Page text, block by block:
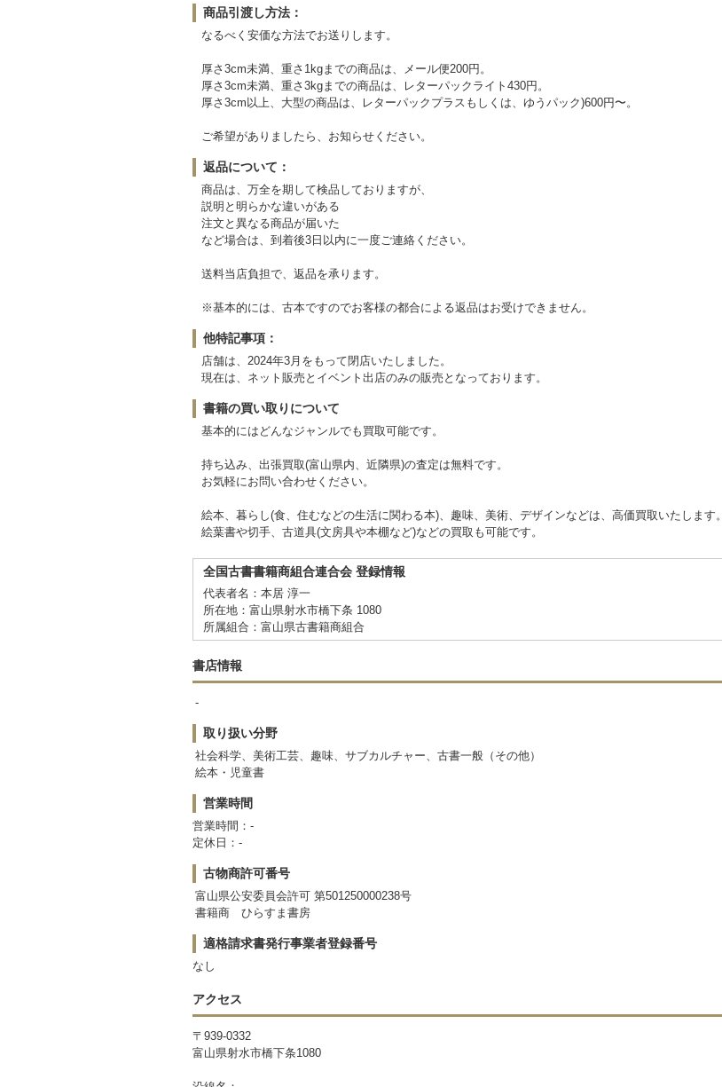
商品引渡し方法：
なるべく安価な方法でお送りします。
厚さ3cm未満、重さ1kgまでの商品は、メール便200円。
厚さ3cm未満、重さ3kgまでの商品は、レターパックライト430円。
厚さ3cm以上、大型の商品は、レターパックプラスもしくは、ゆうパック)600円〜。
ご希望がありましたら、お知らせください。
返品について：
商品は、万全を期して検品しておりますが、
説明と明らかな違いがある
注文と異なる商品が届いた
など場合は、到着後3日以内に一度ご連絡ください。
送料当店負担で、返品を承ります。
※基本的には、古本ですのでお客様の都合による返品はお受けできません。
他特記事項：
店舗は、2024年3月をもって閉店いたしました。
現在は、ネット販売とイベント出店のみの販売となっております。
書籍の買い取りについて
基本的にはどんなジャンルでも買取可能です。
持ち込み、出張買取(富山県内、近隣県)の査定は無料です。
お気軽にお問い合わせください。
絵本、暮らし(食、住むなどの生活に関わる本)、趣味、美術、デザインなどは、高価買取いたします。
絵葉書や切手、古道具(文房具や本棚など)などの買取も可能です。
全国古書書籍商組合連合会 登録情報
代表者名：本居 淳一
所在地：富山県射水市橋下条 1080
所属組合：富山県古書籍商組合
書店情報
-
取り扱い分野
社会科学、美術工芸、趣味、サブカルチャー、古書一般（その他）
絵本・児童書
営業時間
営業時間：-
定休日：-
古物商許可番号
富山県公安委員会許可 第501250000238号
書籍商 ひらすま書房
適格請求書発行事業者登録番号
なし
アクセス
〒939-0332
富山県射水市橋下条1080